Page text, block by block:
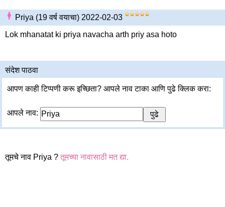
Priya (19 वर्ष वयाचा) 2022-02-03
Lok mhanatat ki priya navacha arth priy asa hoto
संदेश पाठवा
आपण काही टिप्पणी करू इच्छिता? आपले नाव टाका आणि पुढे क्लिक करा:
आपले नाव:
तूमचे नाव Priya ? तूमच्या नावासाठी मत द्या.